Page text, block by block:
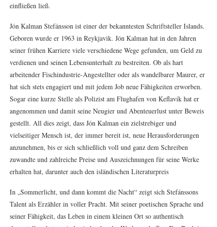
einfließen ließ.
Jón Kalman Stefánsson ist einer der bekanntesten Schriftsteller Islands.
Geboren wurde er 1963 in Reykjavik. Jón Kalman hat in den Jahren
seiner frühen Karriere viele verschiedene Wege gefunden, um Geld zu
verdienen und seinen Lebensunterhalt zu bestreiten. Ob als hart
arbeitender Fischindustrie-Angestellter oder als wandelbarer Maurer, er
hat sich stets engagiert und mit jedem Job neue Fähigkeiten erworben.
Sogar eine kurze Stelle als Polizist am Flughafen von Keflavík hat er
angenommen und damit seine Neugier und Abenteuerlust unter Beweis
gestellt. All dies zeigt, dass Jón Kalman ein zielstrebiger und
vielseitiger Mensch ist, der immer bereit ist, neue Herausforderungen
anzunehmen, bis er sich schließlich voll und ganz dem Schreiben
zuwandte und zahlreiche Preise und Auszeichnungen für seine Werke
erhalten hat, darunter auch den isländischen Literaturpreis
In „Sommerlicht, und dann kommt die Nacht“ zeigt sich Stefánssons
Talent als Erzähler in voller Pracht. Mit seiner poetischen Sprache und
seiner Fähigkeit, das Leben in einem kleinen Ort so authentisch